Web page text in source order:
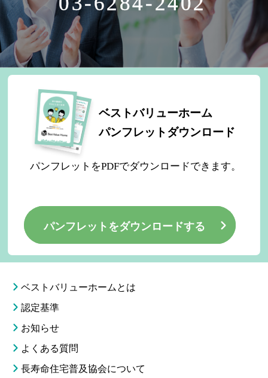
ベストバリューホームとは
認定基準
お知らせ
よくある質問
長寿命住宅普及協会について